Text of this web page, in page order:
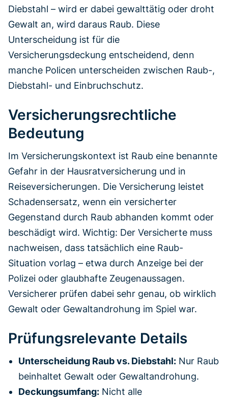
Diebstahl – wird er dabei gewalttätig oder droht
Gewalt an, wird daraus Raub. Diese
Unterscheidung ist für die
Versicherungsdeckung entscheidend, denn
manche Policen unterscheiden zwischen Raub-,
Diebstahl- und Einbruchschutz.
Versicherungsrechtliche
Bedeutung
Im Versicherungskontext ist Raub eine benannte
Gefahr in der Hausratversicherung und in
Reiseversicherungen. Die Versicherung leistet
Schadensersatz, wenn ein versicherter
Gegenstand durch Raub abhanden kommt oder
beschädigt wird. Wichtig: Der Versicherte muss
nachweisen, dass tatsächlich eine Raub-
Situation vorlag – etwa durch Anzeige bei der
Polizei oder glaubhafte Zeugenaussagen.
Versicherer prüfen dabei sehr genau, ob wirklich
Gewalt oder Gewaltandrohung im Spiel war.
Prüfungsrelevante Details
Unterscheidung Raub vs. Diebstahl: Nur Raub
beinhaltet Gewalt oder Gewaltandrohung.
Deckungsumfang: Nicht alle